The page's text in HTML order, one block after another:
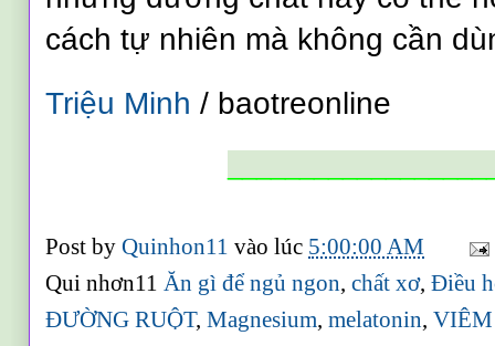
cách tự nhiên mà không cần
Triệu Minh / baotreonline
Post byQuinhon11vào lúc 5:00:00 AM
Qui nhơn11Ăn gì để ngủ ngon,chất xơ,Điều
ĐƯỜNG RUỘT,Magnesium,melatonin,